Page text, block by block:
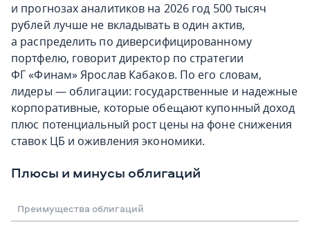
и прогнозах аналитиков на 2026 год 500 тысяч
рублей лучше не вкладывать в один актив,
а распределить по диверсифицированному
портфелю, говорит директор по стратегии
ФГ «Финам» Ярослав Кабаков. По его словам,
лидеры — облигации: государственные и надежные
корпоративные, которые обещают купонный доход
плюс потенциальный рост цены на фоне снижения
ставок ЦБ и оживления экономики.
Плюсы и минусы облигаций
Преимущества облигаций